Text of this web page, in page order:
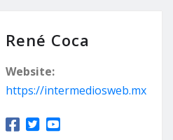
René Coca
Website:
https://intermediosweb.mx